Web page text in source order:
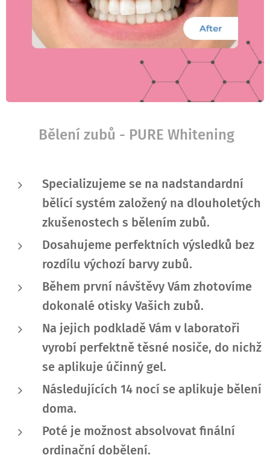
Bělení zubů - PURE Whitening
Specializujeme se na nadstandardní
bělící systém založený na dlouholetých
zkušenostech s bělením zubů.
Dosahujeme perfektních výsledků bez
rozdílu výchozí barvy zubů.
Během první návštěvy Vám zhotovíme
dokonalé otisky Vašich zubů.
Na jejich podkladě Vám v laboratoři
vyrobí perfektně těsné nosiče, do nichž
se aplikuje účinný gel.
Následujících 14 nocí se aplikuje bělení
doma.
Poté je možnost absolvovat finální
ordinační dobělení.